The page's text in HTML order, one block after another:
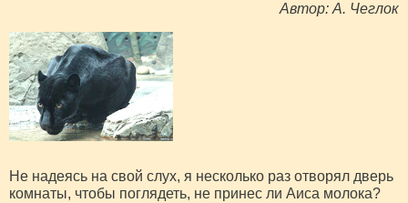
Автор: А. Чеглок
Не надеясь на свой слух, я несколько раз отворял дверь
комнаты, чтобы поглядеть, не принес ли Аиса молока?